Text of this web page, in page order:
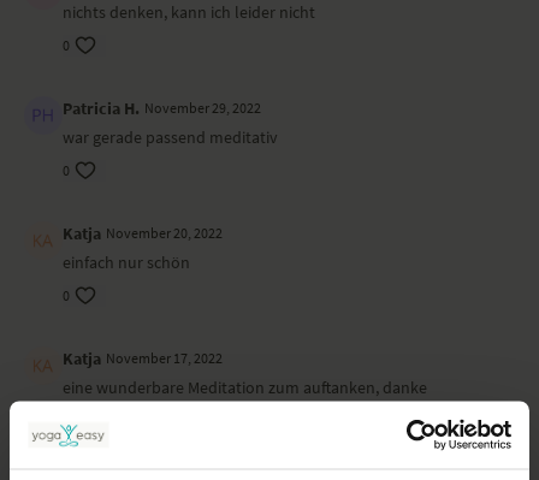
nichts denken, kann ich leider nicht
0
Patricia H. November 29, 2022
war gerade passend meditativ
0
Katja November 20, 2022
einfach nur schön
0
Katja November 17, 2022
eine wunderbare Meditation zum auftanken, danke
0